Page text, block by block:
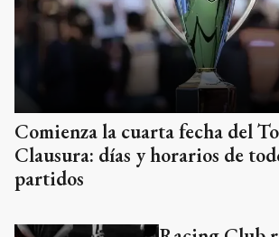
Comienza la cuarta fecha del
Clausura: días y horarios de
partidos